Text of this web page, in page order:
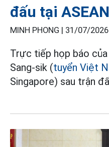
đấu tại
MINH PHONG | 31/07/
Trực tiếp họp báo của
Sang-sik (tuyển Việt
Singapore) sau trận